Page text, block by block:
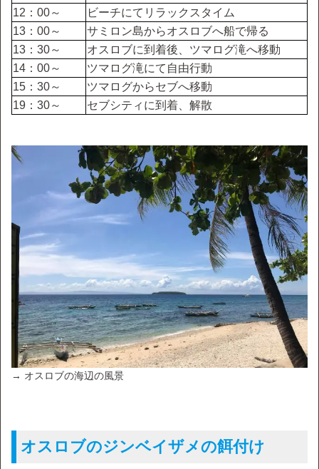
12：00～
ビーチにてリラックスタイム
13：00～
サミロン島からオスロブへ船で帰る
13：30～
オスロブに到着後、ツマログ滝へ移動
14：00～
ツマログ滝にて自由行動
15：30～
ツマログからセブへ移動
19：30～
セブシティに到着、解散
→ オスロブの海辺の風景
オスロブのジンベイザメの餌付け